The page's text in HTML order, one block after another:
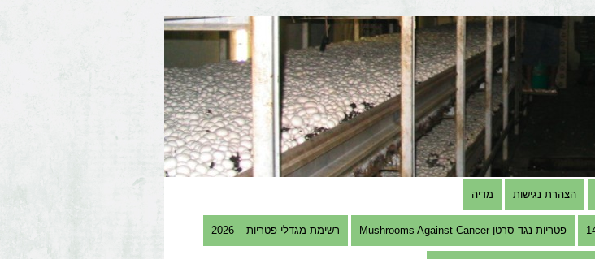
הצהרת נגישות מדיה
פטריות נגד סרטן Mushrooms Against Cancer רשימת מגדלי פטריות – 2026